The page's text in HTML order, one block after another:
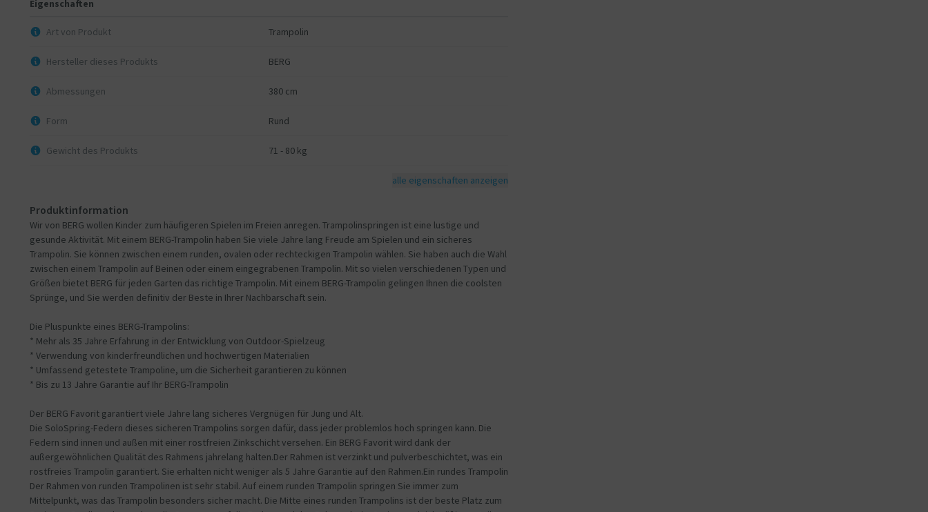
Trampolin ohne Sicherheitsnetz
Sicherheitsnetz. Entwickeln Sie Ihre Ausdauer, Flexibilität, Kondition, Kraft und Koordination mit einem SPORTS-
Um Ihr Trampolin zu vervollständigen, können Sie Ihr Trampolin mit unserem Trampolinzubehör erweitern. Schützen
Damit Sie bei Ihren Tricks sicher landen, gibt es bei BERG auch verschiedene Spotting-Matten.
Eigenschaften
Art von Produkt Trampolin
Hersteller dieses Produkts BERG
Abmessungen 380 cm
Form Rund
Gewicht des Produkts 71 - 80 kg
alle eigenschaften anzeigen
Produktinformation
Wir von BERG wollen Kinder zum häufigeren Spielen im Freien anregen. Trampolinspringen ist eine lustige und
gesunde Aktivität. Mit einem BERG-Trampolin haben Sie viele Jahre lang Freude am Spielen und ein sicheres
Trampolin. Sie können zwischen einem runden, ovalen oder rechteckigen Trampolin wählen. Sie haben auch die Wahl
zwischen einem Trampolin auf Beinen oder einem eingegrabenen Trampolin. Mit so vielen verschiedenen Typen und
Größen bietet BERG für jeden Garten das richtige Trampolin. Mit einem BERG-Trampolin gelingen Ihnen die coolsten
Sprünge, und Sie werden definitiv der Beste in Ihrer Nachbarschaft sein.
Die Pluspunkte eines BERG-Trampolins:
* Mehr als 35 Jahre Erfahrung in der Entwicklung von Outdoor-Spielzeug
* Verwendung von kinderfreundlichen und hochwertigen Materialien
* Umfassend getestete Trampoline, um die Sicherheit garantieren zu können
* Bis zu 13 Jahre Garantie auf Ihr BERG-Trampolin
Der BERG Favorit garantiert viele Jahre lang sicheres Vergnügen für Jung und Alt.
Die SoloSpring-Federn dieses sicheren Trampolins sorgen dafür, dass jeder problemlos hoch springen kann. Die
Federn sind innen und außen mit einer rostfreien Zinkschicht versehen. Ein BERG Favorit wird dank der
außergewöhnlichen Qualität des Rahmens jahrelang halten.Der Rahmen ist verzinkt und pulverbeschichtet, was ein
rostfreies Trampolin garantiert. Sie erhalten nicht weniger als 5 Jahre Garantie auf den Rahmen.Ein rundes Trampolin
Der Rahmen von runden Trampolinen ist sehr stabil. Auf einem runden Trampolin springen Sie immer zum
Mittelpunkt, was das Trampolin besonders sicher macht. Die Mitte eines runden Trampolins ist der beste Platz zum